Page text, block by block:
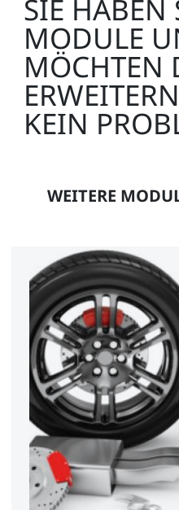
SIE HABEN
MODULE
MÖCHTEN
KEIN
WEITERE